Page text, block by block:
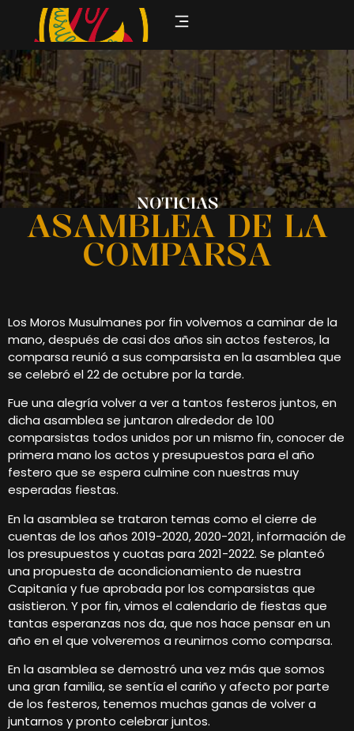
NOTICIAS
ASAMBLEA DE LA
COMPARSA
Los Moros Musulmanes por fin volvemos a caminar de la
mano, después de casi dos años sin actos festeros, la
comparsa reunió a sus comparsista en la asamblea que
se celebró el 22 de octubre por la tarde.
Fue una alegría volver a ver a tantos festeros juntos, en
dicha asamblea se juntaron alrededor de 100
comparsistas todos unidos por un mismo fin, conocer de
primera mano los actos y presupuestos para el año
festero que se espera culmine con nuestras muy
esperadas fiestas.
En la asamblea se trataron temas como el cierre de
cuentas de los años 2019-2020, 2020-2021, información de
los presupuestos y cuotas para 2021-2022. Se planteó
una propuesta de acondicionamiento de nuestra
Capitanía y fue aprobada por los comparsistas que
asistieron. Y por fin, vimos el calendario de fiestas que
tantas esperanzas nos da, que nos hace pensar en un
año en el que volveremos a reunirnos como comparsa.
En la asamblea se demostró una vez más que somos
una gran familia, se sentía el cariño y afecto por parte
de los festeros, tenemos muchas ganas de volver a
juntarnos y pronto celebrar juntos.